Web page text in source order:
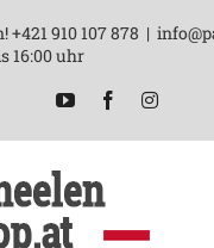
+421 910 107 878 |
16:00 uhr
YouTubeFacebook